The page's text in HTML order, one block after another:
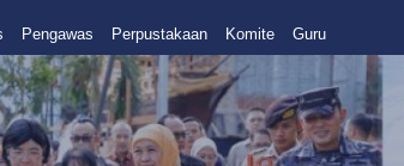
Pengawas Perpustakaan Komite Guru